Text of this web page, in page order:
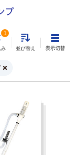
プ
み
1
並び替え 表示切替